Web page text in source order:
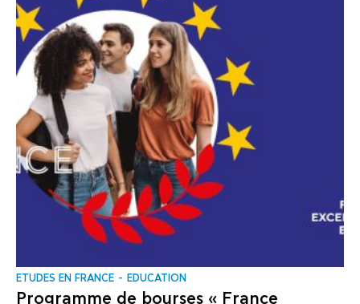
ΕTUDES EN FRANCE EDUCATION
Programme de bourses « France